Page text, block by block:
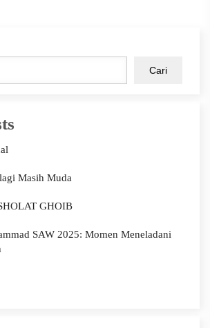
Cari
Masih Muda
GHOIB
SAW 2025: Momen Meneladani